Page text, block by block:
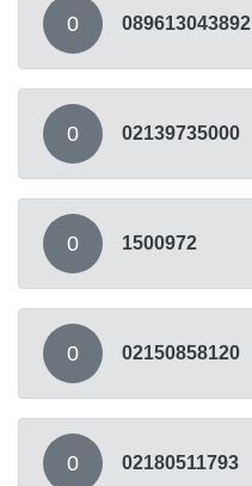
0 089613043892
0 02139735000
0 1500972
0 02150858120
0 02180511793